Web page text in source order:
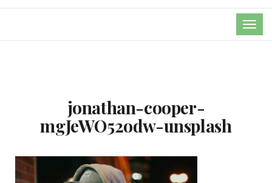
jonathan-cooper-
mgJeWO52odw-unsplash